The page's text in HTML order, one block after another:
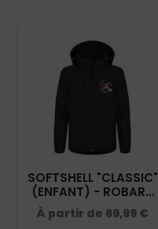
SOFTSHELL "CLASSIC"
(ENFANT) - ROBART
PHILIPPE - NOIR -
0200909
À partir de 69,99 €